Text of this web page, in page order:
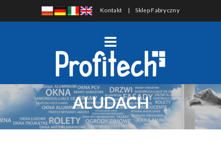
Kontakt |Sklep Fabryczny
ALUDACH